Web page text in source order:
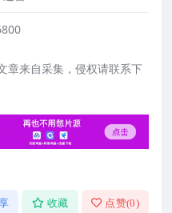
章来自采集，侵权请联系下
收藏 点赞(0)